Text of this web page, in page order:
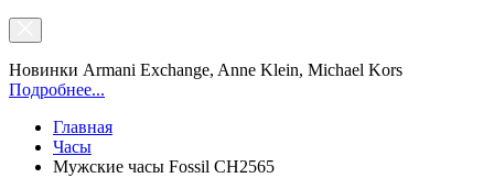
Новинки Armani Exchange, Anne Klein, Michael Kors
Подробнее...
Главная
Часы
Мужские часы Fossil CH2565